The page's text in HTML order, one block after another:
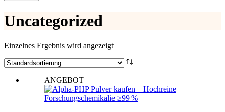
Uncategorized
Einzelnes Ergebnis wird angezeigt
ANGEBOT